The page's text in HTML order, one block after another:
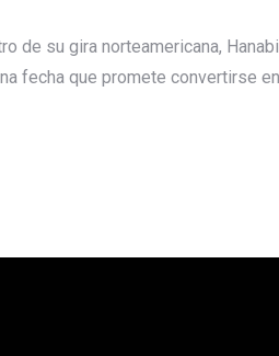
de su gira norteamericana,
fecha que promete convertirse